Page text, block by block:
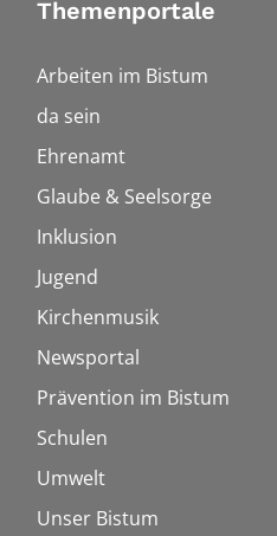
Themenportale
Arbeiten im Bistum
da sein
Ehrenamt
Glaube & Seelsorge
Inklusion
Jugend
Kirchenmusik
Newsportal
Prävention im Bistum
Schulen
Umwelt
Unser Bistum